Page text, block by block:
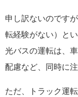
申し訳ないのです
転経験がない）と
光バスの運転は、
配慮など、同時に
ただ、トラック運